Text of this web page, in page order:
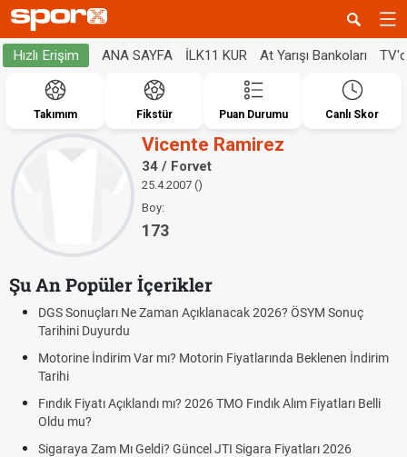
Hızlı Erişim ANA SAYFA İLK11 KUR At Yarışı Bankoları
Takımım Fikstür Puan Durumu Canlı Skor
Vicente Ramirez
34 / Forvet
25.4.2007 ()
Boy:
173
Şu An Popüler İçerikler
DGS Sonuçları Ne Zaman Açıklanacak 2026? ÖSYM Sonuç
Tarihini Duyurdu
Motorine İndirim Var mı? Motorin Fiyatlarında Beklenen İndirim
Tarihi
Fındık Fiyatı Açıklandı mı? 2026 TMO Fındık Alım Fiyatları Belli
Oldu mu?
Sigaraya Zam Mı Geldi? Güncel JTI Sigara Fiyatları 2026